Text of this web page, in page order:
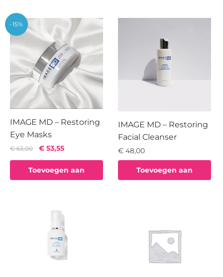
-15%
IMAGE MD – Restoring
Eye Masks
€63,00
Oorspronkelijke
prijs
was:
€ 63,00.
€ 53,55Huidige
prijs
is:
€ 53,55.
Toevoegen aan
IMAGE MD – Restoring
Facial Cleanser
€ 48,00
Toevoegen aan